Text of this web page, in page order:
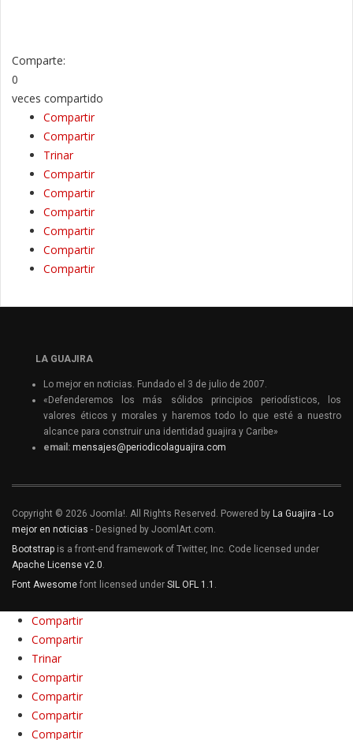
Comparte:
0
veces compartido
Compartir
Compartir
Trinar
Compartir
Compartir
Compartir
Compartir
Compartir
Compartir
LA GUAJIRA
Lo mejor en noticias. Fundado el 3 de julio de 2007.
«Defenderemos los más sólidos principios periodísticos, los
valores éticos y morales y haremos todo lo que esté a nuestro
alcance para construir una identidad guajira y Caribe»
email: mensajes@periodicolaguajira.com
Copyright © 2026 Joomla!. All Rights Reserved. Powered by La Guajira - Lo
mejor en noticias - Designed by JoomlArt.com.
Bootstrap is a front-end framework of Twitter, Inc. Code licensed under
Apache License v2.0.
Font Awesome font licensed under SIL OFL 1.1 .
Compartir
Compartir
Trinar
Compartir
Compartir
Compartir
Compartir